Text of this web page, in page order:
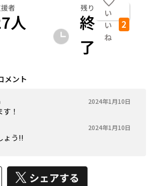
者
人
残り
終
了
い
い
ね
2
メント
2024年1月10日
！
2024年1月10日
ょう‼️